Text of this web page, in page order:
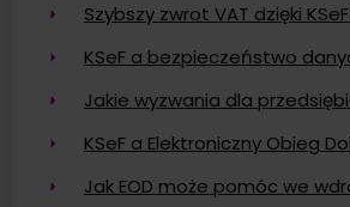
Szybszy zwrot VAT dzięki
KSeF a bezpieczeństwo
Jakie wyzwania dla
KSeF a Elektroniczny Obieg
Jak EOD może pomóc we